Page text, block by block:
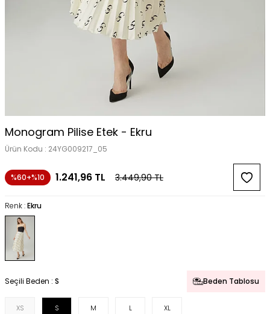
Monogram Pilise Etek - Ekru
Ürün Kodu : 24YG009217_05
%60+%10 1.241,96 TL 3.449,90TL
Renk :Ekru
Seçili Beden : S Beden Tablosu
XS S M L XL